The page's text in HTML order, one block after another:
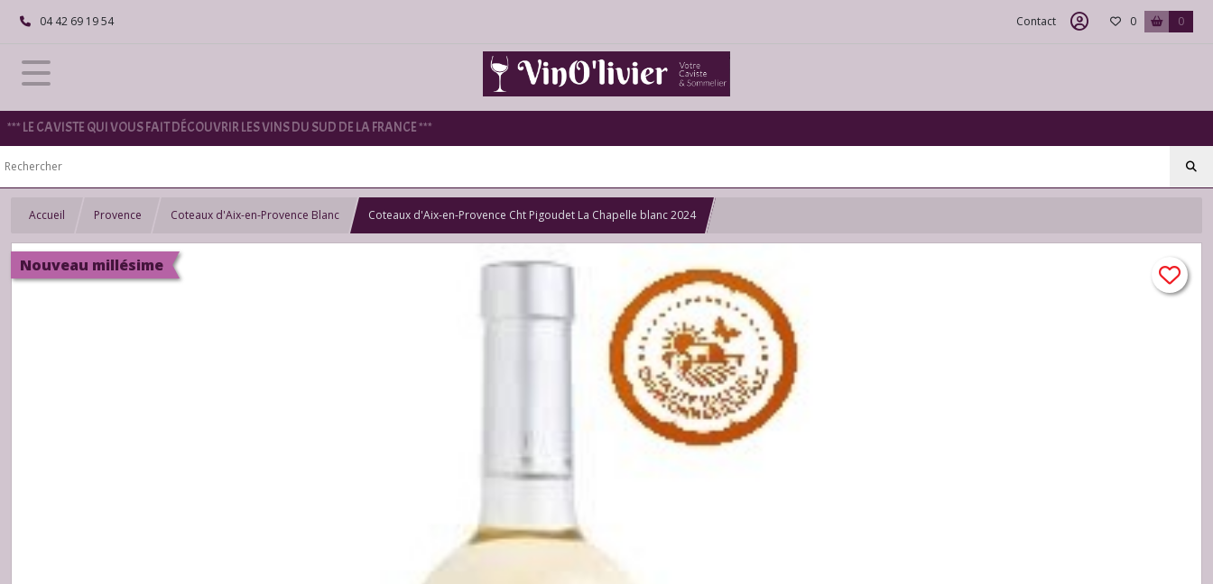
04 42 69 19 54 Contact 0 0
*** LE CAVISTE QUI VOUS FAIT DÉCOUVRIR LES VINS DU SUD DE LA FRANCE ***
Accueil Provence Coteaux d'Aix-en-Provence Blanc Coteaux d'Aix-en-Provence Cht Pigoudet La Chapelle blanc 2024
Nouveau millésime